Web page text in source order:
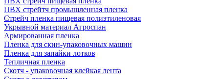
ПВХ стрейтч промышленная пленка
Стрейч пленка пищевая полиэтиленовая
Укрывной материал Агроспан
Армированная пленка
Пленка для скин-упаковочных машин
Пленка для запайки лотков
Тепличная пленка
Скотч - упаковочная клейкая лента